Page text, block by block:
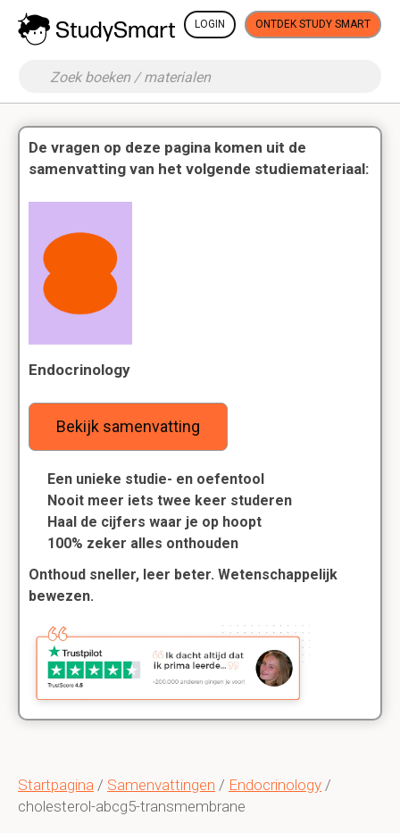
LOGIN ONTDEK STUDY SMART
Startpagina / Samenvattingen / Endocrinology /
cholesterol-abcg5-transmembrane
De vragen op deze pagina komen uit de
samenvatting van het volgende studiemateriaal:
Endocrinology
Bekijk samenvatting
Een unieke studie- en oefentool
Nooit meer iets twee keer studeren
Haal de cijfers waar je op hoopt
100% zeker alles onthouden
Onthoud sneller, leer beter. Wetenschappelijk
bewezen.